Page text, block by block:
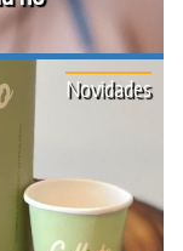
Novidades